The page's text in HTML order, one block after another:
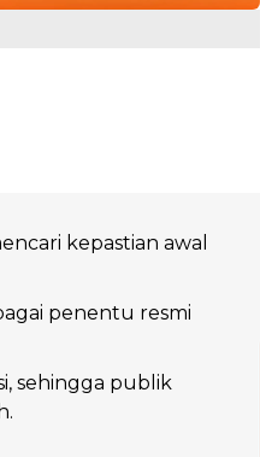
kepastian awal
penentu resmi
sehingga publik